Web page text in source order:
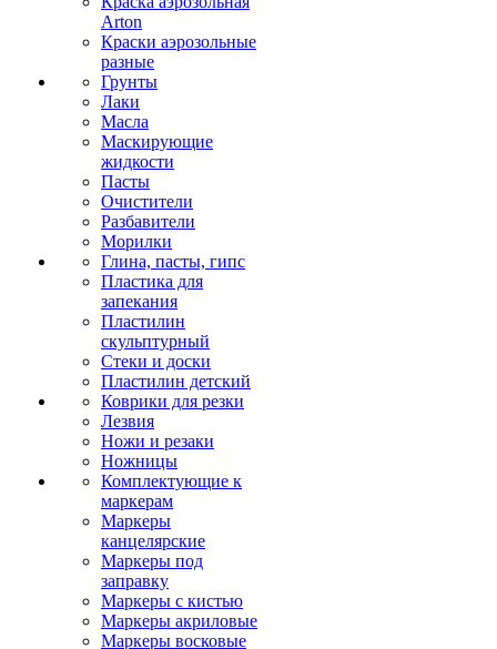
Arton
Краски аэрозольные
разные
Грунты
Лаки
Масла
Маскирующие
жидкости
Пасты
Очистители
Разбавители
Морилки
Глина, пасты, гипс
Пластика для
запекания
Пластилин
скульптурный
Стеки и доски
Пластилин детский
Коврики для резки
Лезвия
Ножи и резаки
Ножницы
Комплектующие к
маркерам
Маркеры
канцелярские
Маркеры под
заправку
Маркеры с кистью
Маркеры акриловые
Маркеры восковые